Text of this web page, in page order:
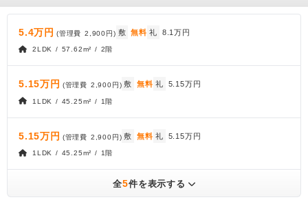
5.4万円 (管理費 2,900円) 敷 無料 礼 8.1万円
2LDK / 57.62m² / 2階
5.15万円 (管理費 2,900円 ) 敷 無料 礼 5.15万円
1LDK / 45.25m² / 1階
5.15万円 (管理費 2,900円) 敷 無料 礼 5.15万円
1LDK / 45.25m² / 1階
全5件を表示する